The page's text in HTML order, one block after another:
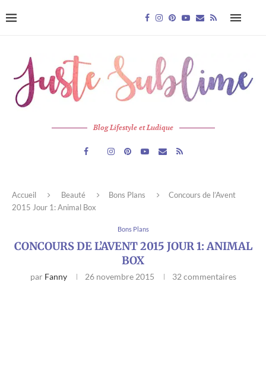
Blog Lifestyle et Ludique
Accueil Beauté Bons Plans
Concours de l’Avent
2015 Jour 1: Animal Box
Bons Plans
CONCOURS DE L’AVENT 2015 JOUR 1: ANIMAL
BOX
par Fanny 26 novembre 2015 32 commentaires